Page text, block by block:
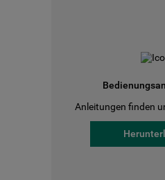
Anleitungen finden